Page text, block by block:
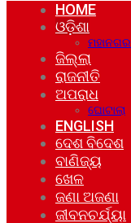
HOME
ଓଡ଼ିଶା
ମହାନଗର
ଜିଲ୍ଲା
ରାଜନୀତି
ଅପରାଧ
ଘୋଟାଲା
ENGLISH
ଦେଶ ବିଦେଶ
ବାଣିଜ୍ୟ
ଖେଳ
ଜଣା ଅଜଣା
ଜୀବନଚର୍ଯ୍ୟା